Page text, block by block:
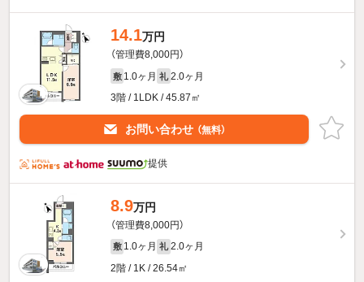
14.1万円
（管理費8,000円）
敷 1.0ヶ月 礼 2.0ヶ月
3階 / 1LDK / 45.87㎡
お問い合わせ （無料）
提供
8.9万円
（管理費8,000円）
敷 1.0ヶ月 礼 2.0ヶ月
2階 / 1K / 26.54㎡